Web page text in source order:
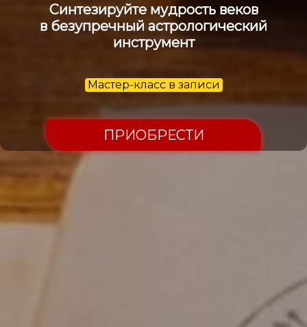
Синтезируйте мудрость веков
в безупречный астрологический
инструмент
Мастер-класс в записи
ПРИОБРЕСТИ